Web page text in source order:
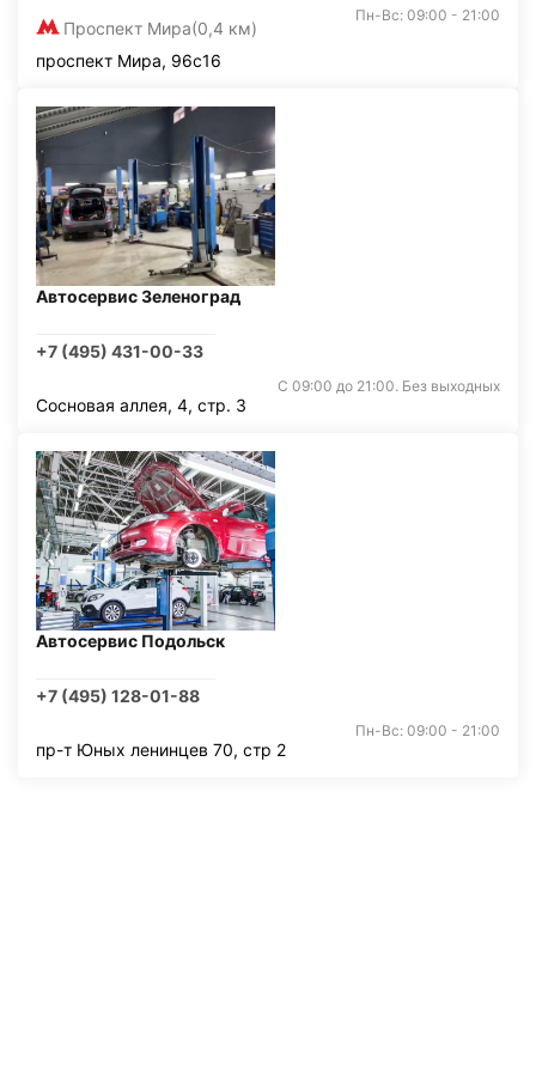
Проспект Мира(0,4 км)
Пн-Вс: 09:00 - 21:00
проспект Мира, 96с16
Автосервис Зеленоград
+7 (495) 431-00-33
С 09:00 до 21:00. Без выходных
Сосновая аллея, 4, стр. 3
Автосервис Подольск
+7 (495) 128-01-88
Пн-Вс: 09:00 - 21:00
пр-т Юных ленинцев 70, стр 2